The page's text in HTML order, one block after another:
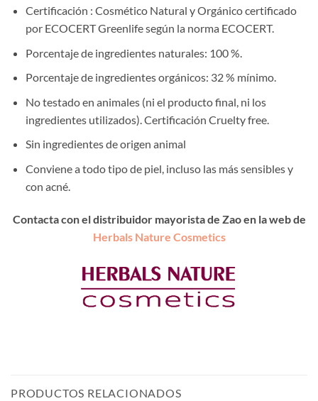
Certificación : Cosmético Natural y Orgánico certificado
por ECOCERT Greenlife según la norma ECOCERT.
Porcentaje de ingredientes naturales: 100 %.
Porcentaje de ingredientes orgánicos: 32 % mínimo.
No testado en animales (ni el producto final, ni los
ingredientes utilizados). Certificación Cruelty free.
Sin ingredientes de origen animal
Conviene a todo tipo de piel, incluso las más sensibles y
con acné.
Contacta con el distribuidor mayorista de Zao en la web de
Herbals Nature Cosmetics
PRODUCTOS RELACIONADOS